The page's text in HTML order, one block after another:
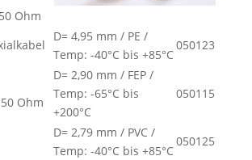
Ohm
D= 4,95 mm / PE /
Temp: -40°C bis +85°C
050123
Ohm
D= 2,90 mm / FEP /
Temp: -65°C bis
+200°C
050115
D= 2,79 mm / PVC /
Temp: -40°C bis +85°C
050125